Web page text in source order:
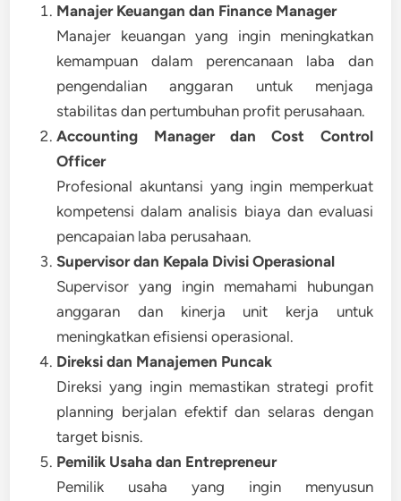
Manajer Keuangan dan Finance Manager
Manajer keuangan yang ingin meningkatkan
kemampuan dalam perencanaan laba dan
pengendalian anggaran untuk menjaga
stabilitas dan pertumbuhan profit perusahaan.
Accounting Manager dan Cost Control
Officer
Profesional akuntansi yang ingin memperkuat
kompetensi dalam analisis biaya dan evaluasi
pencapaian laba perusahaan.
Supervisor dan Kepala Divisi Operasional
Supervisor yang ingin memahami hubungan
anggaran dan kinerja unit kerja untuk
meningkatkan efisiensi operasional.
Direksi dan Manajemen Puncak
Direksi yang ingin memastikan strategi profit
planning berjalan efektif dan selaras dengan
target bisnis.
Pemilik Usaha dan Entrepreneur
Pemilik usaha yang ingin menyusun